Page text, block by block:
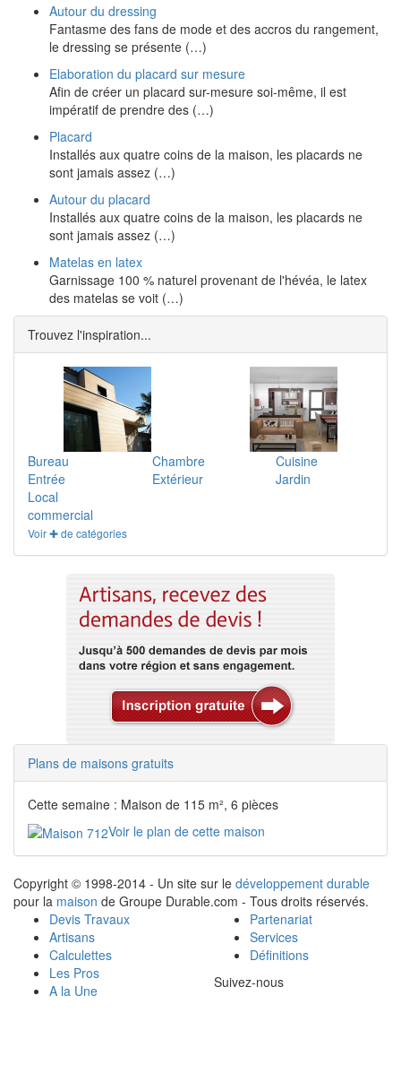
Autour du dressing
Fantasme des fans de mode et des accros du rangement,
le dressing se présente (…)
Elaboration du placard sur mesure
Afin de créer un placard sur-mesure soi-même, il est
impératif de prendre des (…)
Placard
Installés aux quatre coins de la maison, les placards ne
sont jamais assez (…)
Autour du placard
Installés aux quatre coins de la maison, les placards ne
sont jamais assez (…)
Matelas en latex
Garnissage 100 % naturel provenant de l'hévéa, le latex
des matelas se voit (…)
Trouvez l'inspiration...
Bureau Chambre
Cuisine
Entrée
Extérieur
Jardin
Local
commercial
Voir ✚ de catégories
Plans de maisons gratuits
Cette semaine : Maison de 115 m², 6 pièces
Voir le plan de cette maison
Copyright © 1998-2014 - Un site sur le développement durable
pour la maison de Groupe Durable.com - Tous droits réservés.
Devis Travaux
Artisans
Calculettes
Les Pros
A la Une
Partenariat
Services
Définitions
Suivez-nous